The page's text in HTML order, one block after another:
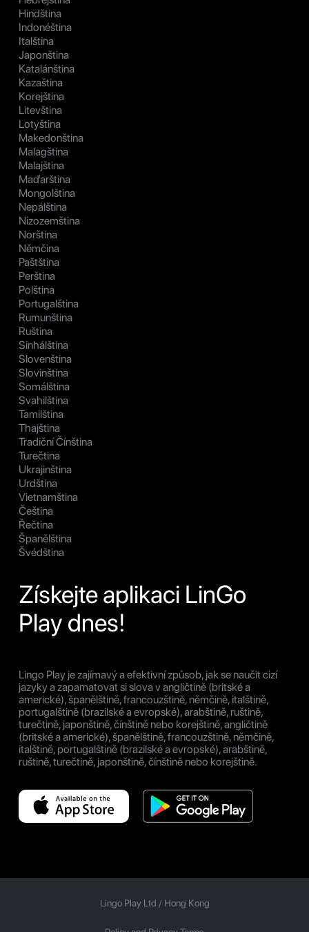
Hindština
Indonéština
Italština
Japonština
Katalánština
Kazaština
Korejština
Litevština
Lotyština
Makedonština
Malagština
Malajština
Maďarština
Mongolština
Nepálština
Nizozemština
Norština
Němčina
Paštština
Perština
Polština
Portugalština
Rumunština
Ruština
Sinhálština
Slovenština
Slovinština
Somálština
Svahilština
Tamilština
Thajština
Tradiční Čínština
Turečtina
Ukrajinština
Urdština
Vietnamština
Čeština
Řečtina
Španělština
Švédština
Získejte aplikaci LinGo
Play dnes!
Lingo Play je zajímavý a efektivní způsob, jak se naučit cizí
jazyky a zapamatovat si slova v angličtině (britské a
americké), španělštině, francouzštině, němčině, italštině,
portugalštině (brazilské a evropské), arabštině, ruštině,
turečtině, japonštině, čínštině nebo korejštině, angličtině
(britské a americké), španělštině, francouzštině, němčině,
italštině, portugalštině (brazilské a evropské), arabštině,
ruštině, turečtině, japonštině, čínštině nebo korejštině.
Lingo Play Ltd / Hong Kong